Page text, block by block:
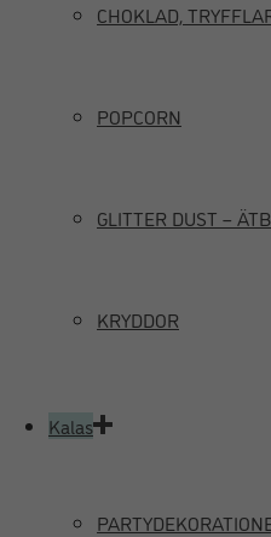
CHOKLAD,
POPCORN
GLITTER DUST –
KRYDDOR
Kalas